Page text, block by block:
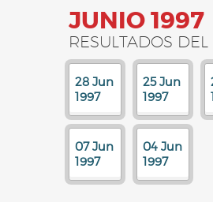
JUNIO 1997
RESULTADOS
28 Jun
1997
25 Jun
1997
07 Jun
1997
04 Jun
1997